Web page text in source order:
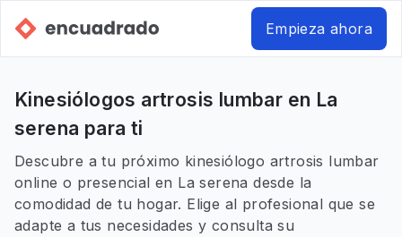
Empieza ahora
Kinesiólogos artrosis lumbar en La
serena para ti
Descubre a tu próximo kinesiólogo artrosis lumbar
online o presencial en La serena desde la
comodidad de tu hogar. Elige al profesional que se
adapte a tus necesidades y consulta su